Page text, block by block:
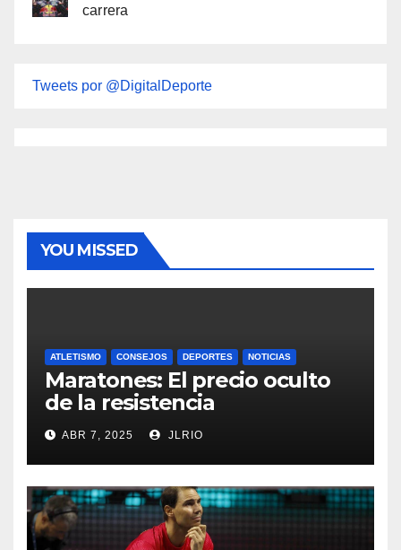
carrera
Tweets por @DigitalDeporte
YOU MISSED
ATLETISMO CONSEJOS DEPORTES NOTICIAS
Maratones: El precio oculto
de la resistencia
ABR 7, 2025 JLRIO